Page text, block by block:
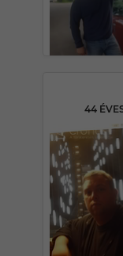
44